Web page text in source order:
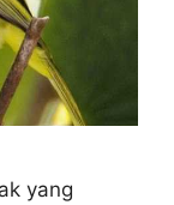
yang